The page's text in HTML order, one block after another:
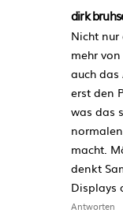
dirk
Nicht nur
mehr
auch das
erst den
was das
macht.
denkt
Displays
Antworten